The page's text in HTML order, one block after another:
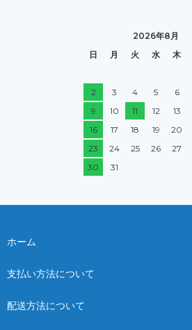
2026年8月
日
月 火 水 木
2
3 4 5 6
9
10 11 12 13
16
17 18 19 20
23
24 25 26 27
30
31
ホーム
支払い方法について
配送方法について